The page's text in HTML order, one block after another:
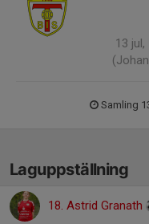
13
Samling
Laguppställning
18. Astrid Granath